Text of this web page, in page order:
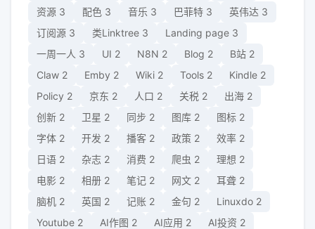
资源 3 配色 3 音乐 3 巴菲特 3 英伟达 3
订阅源 3 类Linktree 3 Landing page 3
一周一人 3 UI 2 N8N 2 Blog 2 B站 2
Claw 2 Emby 2 Wiki 2 Tools 2 Kindle 2
Policy 2 京东 2 人口 2 关税 2 出海 2
创新 2 卫星 2 同步 2 图库 2 图标 2
字体 2 开发 2 播客 2 政策 2 效率 2
日语 2 杂志 2 消费 2 爬虫 2 理想 2
电影 2 相册 2 笔记 2 网文 2 耳聋 2
脑机 2 英国 2 记账 2 金句 2 Linuxdo 2
Youtube 2 AI作图 2 AI应用 2 AI投资 2